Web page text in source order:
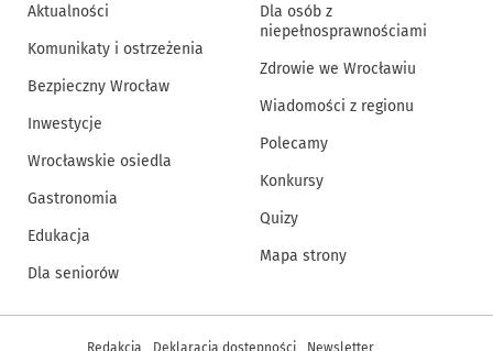
Aktualności
Komunikaty i ostrzeżenia
Bezpieczny Wrocław
Inwestycje
Wrocławskie osiedla
Gastronomia
Edukacja
Dla seniorów
Dla osób z
niepełnosprawnościami
Zdrowie we Wrocławiu
Wiadomości z regionu
Polecamy
Konkursy
Quizy
Mapa strony
Inne informacje
Redakcja Deklaracja dostępności Newsletter